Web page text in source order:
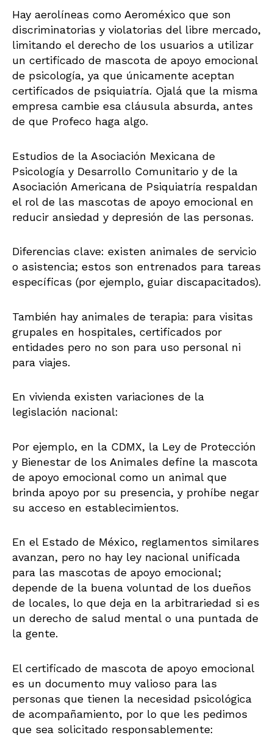
Hay aerolíneas como Aeroméxico que son
discriminatorias y violatorias del libre mercado,
limitando el derecho de los usuarios a utilizar
un certificado de mascota de apoyo emocional
de psicología, ya que únicamente aceptan
certificados de psiquiatría. Ojalá que la misma
empresa cambie esa cláusula absurda, antes
de que Profeco haga algo.
Estudios de la Asociación Mexicana de
Psicología y Desarrollo Comunitario y de la
Asociación Americana de Psiquiatría respaldan
el rol de las mascotas de apoyo emocional en
reducir ansiedad y depresión de las personas.
Diferencias clave: existen animales de servicio
o asistencia; estos son entrenados para tareas
específicas (por ejemplo, guiar discapacitados).
También hay animales de terapia: para visitas
grupales en hospitales, certificados por
entidades pero no son para uso personal ni
para viajes.
En vivienda existen variaciones de la
legislación nacional:
Por ejemplo, en la CDMX, la Ley de Protección
y Bienestar de los Animales define la mascota
de apoyo emocional como un animal que
brinda apoyo por su presencia, y prohíbe negar
su acceso en establecimientos.
En el Estado de México, reglamentos similares
avanzan, pero no hay ley nacional unificada
para las mascotas de apoyo emocional;
depende de la buena voluntad de los dueños
de locales, lo que deja en la arbitrariedad si es
un derecho de salud mental o una puntada de
la gente.
El certificado de mascota de apoyo emocional
es un documento muy valioso para las
personas que tienen la necesidad psicológica
de acompañamiento, por lo que les pedimos
que sea solicitado responsablemente: